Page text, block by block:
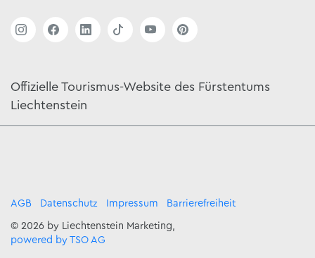
Offizielle Tourismus-Website des Fürstentums
Liechtenstein
AGB Datenschutz Impressum Barrierefreiheit
© 2026 by Liechtenstein Marketing,
powered by TSO AG